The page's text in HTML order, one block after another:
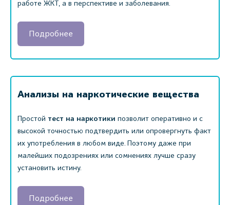
работе ЖКТ, а в перспективе и заболевания.
Подробнее
Анализы на наркотические вещества
Простой тест на наркотики позволит оперативно и с
высокой точностью подтвердить или опровергнуть факт
их употребления в любом виде. Поэтому даже при
малейших подозрениях или сомнениях лучше сразу
установить истину.
Подробнее